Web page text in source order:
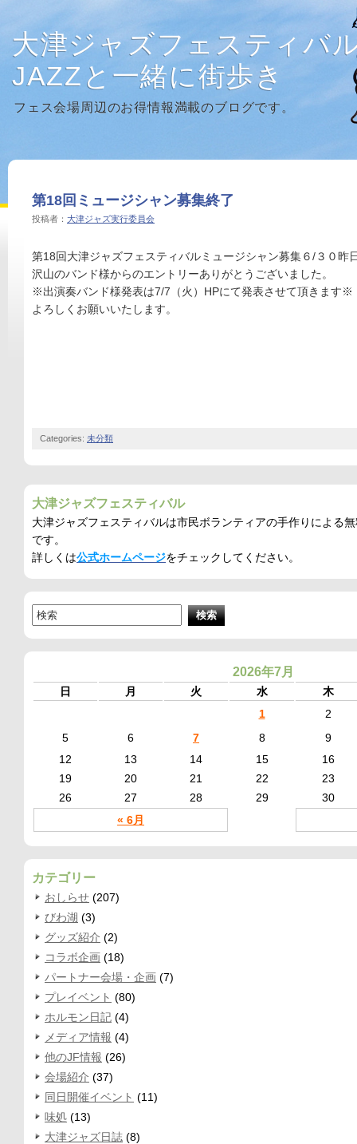
大津ジャズフェスティバ
JAZZと一緒に街歩き
フェス会場周辺のお得情報満載のブログです。
第18回ミュージシャン募集終了
投稿者： 大津ジャズ実行委員会
第18回大津ジャズフェスティバルミュージシャン募集６/３０昨
沢山のバンド様からのエントリーありがとうございました。
※出演奏バンド様発表は7/7（火）HPにて発表させて頂きます※
よろしくお願いいたします。
Categories: 未分類
大津ジャズフェスティバル
大津ジャズフェスティバルは市民ボランティアの手作りによる
です。
詳しくは公式ホームページをチェックしてください。
2026年7月
日 月 火 水 木
« 6月
1
2
5
6 7 8
9
12
13 14 15
16
19
20 21 22
23
26
27 28 29 30
カテゴリー
おしらせ (207)
びわ湖 (3)
グッズ紹介 (2)
コラボ企画 (18)
パートナー会場・企画 (7)
プレイベント (80)
ホルモン日記 (4)
メディア情報 (4)
他のJF情報 (26)
会場紹介 (37)
同日開催イベント (11)
味処 (13)
大津ジャズ日誌 (8)